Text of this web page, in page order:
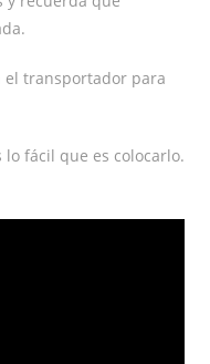
el transportador para
fácil que es colocarlo.